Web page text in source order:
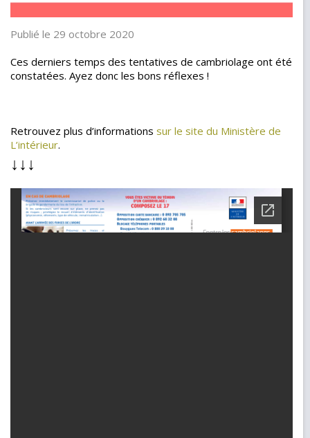
Publié le 29 octobre 2020
Ces derniers temps des tentatives de cambriolage ont été
constatées. Ayez donc les bons réflexes !
Retrouvez plus d’informations sur le site du Ministère de
L’intérieur.
↓↓↓